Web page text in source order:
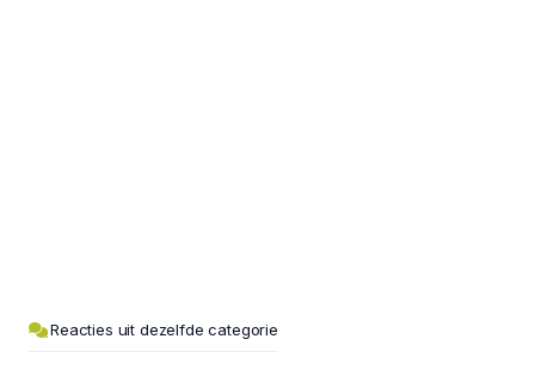
Reacties uit dezelfde categorie